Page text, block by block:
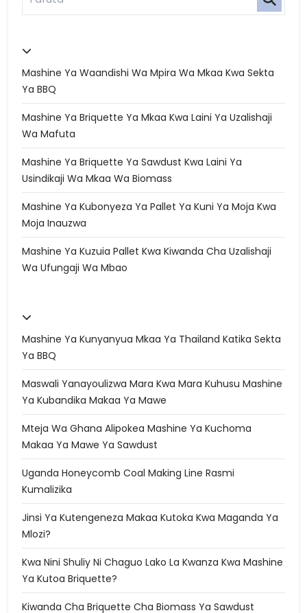
Mashine Ya Waandishi Wa Mpira Wa Mkaa Kwa Sekta
Ya BBQ
Mashine Ya Briquette Ya Mkaa Kwa Laini Ya Uzalishaji
Wa Mafuta
Mashine Ya Briquette Ya Sawdust Kwa Laini Ya
Usindikaji Wa Mkaa Wa Biomass
Mashine Ya Kubonyeza Ya Pallet Ya Kuni Ya Moja Kwa
Moja Inauzwa
Mashine Ya Kuzuia Pallet Kwa Kiwanda Cha Uzalishaji
Wa Ufungaji Wa Mbao
Mashine Ya Kunyanyua Mkaa Ya Thailand Katika Sekta
Ya BBQ
Maswali Yanayoulizwa Mara Kwa Mara Kuhusu Mashine
Ya Kubandika Makaa Ya Mawe
Mteja Wa Ghana Alipokea Mashine Ya Kuchoma
Makaa Ya Mawe Ya Sawdust
Uganda Honeycomb Coal Making Line Rasmi
Kumalizika
Jinsi Ya Kutengeneza Makaa Kutoka Kwa Maganda Ya
Mlozi?
Kwa Nini Shuliy Ni Chaguo Lako La Kwanza Kwa Mashine
Ya Kutoa Briquette?
Kiwanda Cha Briquette Cha Biomass Ya Sawdust